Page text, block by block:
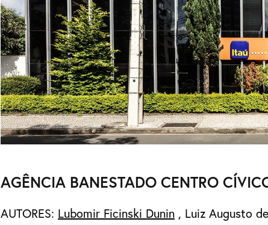
AGÊNCIA BANESTADO CENTRO
AUTORES: Lubomir Ficinski Dunin , Luiz Augusto